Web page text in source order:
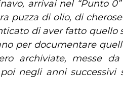
arrivai nel “Punto
puzza di olio, di
di aver fatto quello
per documentare
archiviate, messe
negli anni successivi